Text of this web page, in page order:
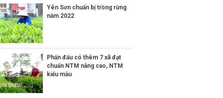
Yên Sơn chuẩn bị trồng rừng
năm 2022
Phấn đấu có thêm 7 xã đạt
chuẩn NTM nâng cao, NTM
kiểu mẫu